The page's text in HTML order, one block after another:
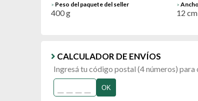
> Peso del paquete del seller
400 g
>
12 cm
CALCULADOR DE ENVÍOS
Ingresá tu código postal (4 números)
OK